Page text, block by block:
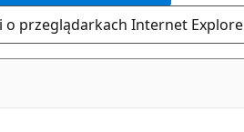
o przeglądarkach Internet